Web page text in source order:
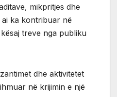
mikpritjes dhe
ka kontribuar në
treve nga publiku
dhe aktivitetet
në krijimin e një